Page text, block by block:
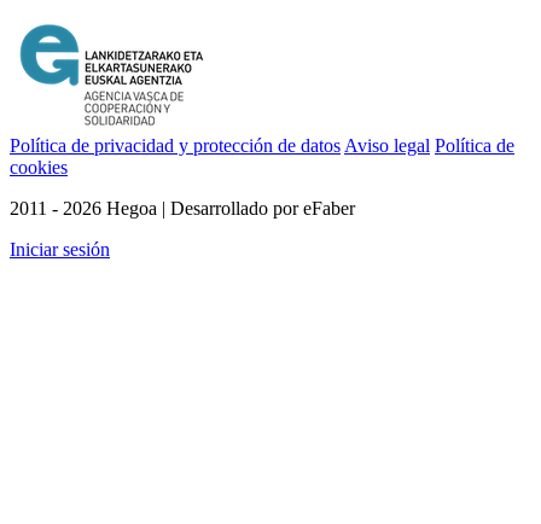
Política de privacidad y protección de datos Aviso legal Política de
cookies
2011 - 2026 Hegoa | Desarrollado por eFaber
Iniciar sesión